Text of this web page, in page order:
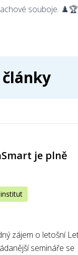
souboje. ♟️🏆
je plně
zájem o letošní
semináře se